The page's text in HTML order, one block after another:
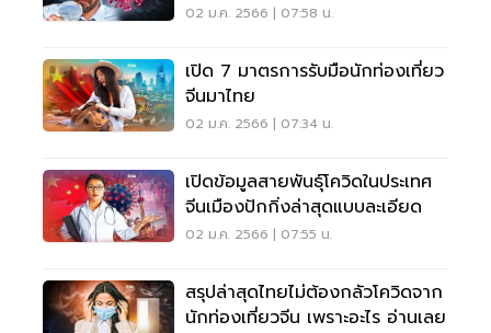
02 ม.ค. 2566 | 07:58 น.
เปิด 7 มาตรการรับมือนักท่องเที่ยว
จีนมาไทย
02 ม.ค. 2566 | 07:34 น.
เปิดข้อมูลสายพันธุ์โควิดในประเทศ
จีนเมืองปักกิ่งล่าสุดแบบละเอียด
02 ม.ค. 2566 | 07:55 น.
สรุปล่าสุดไทยไม่ต้องกลัวโควิดจาก
นักท่องเที่ยวจีน เพราะอะไร อ่านเลย